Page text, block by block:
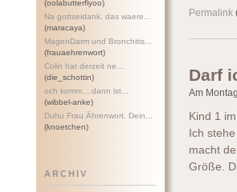
(oolabutterflyoo)
Na gottseidank, das waere...
(maracaya)
MagenDarm und Bronchitis...
(frauaehrenwort)
Colin hat derzeit ne...
(die_schottin)
och komm....dann ist...
(wibbel-anke)
Duhu Frau Ährenwort. Dein...
(knoetchen)
ARCHIV
Permalink
Darf
Am
Kind 1
Ich
macht
Größe.